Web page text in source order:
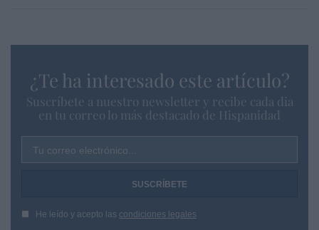
¿Te ha interesado este artículo?
Suscríbete a nuestro newsletter y recibe cada dia
en tu correo lo más destacado de Hispanidad
Tu correo electrónico...
He leído y acepto las condiciones legales